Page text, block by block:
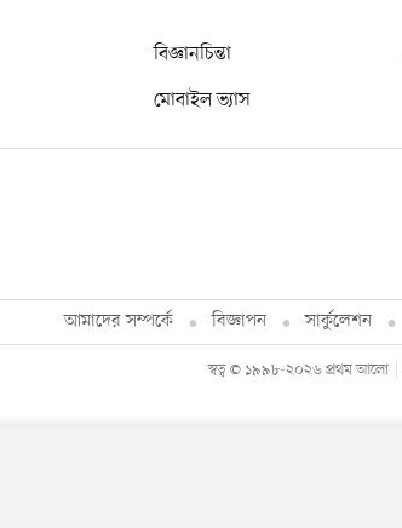
বিজ্ঞানচিন্তা
মোবাইল ভ্যাস
আমাদের সম্পর্কে বিজ্ঞাপন সার্কুলেশন
স্বত্ব © ১৯৯৮-২০২৬ প্রথম আলো